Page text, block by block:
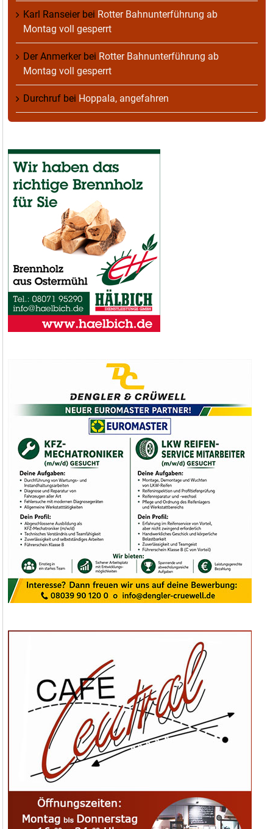
Karl Ranseierbei Rotter Bahnunterführung ab
Montag voll gesperrt
Der Anmerkerbei Rotter Bahnunterführung ab
Montag voll gesperrt
Durchruf bei Hoppala, angefahren